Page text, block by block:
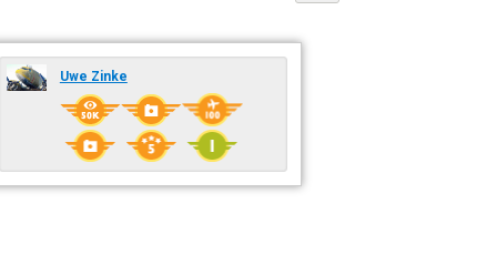
Uwe Zinke